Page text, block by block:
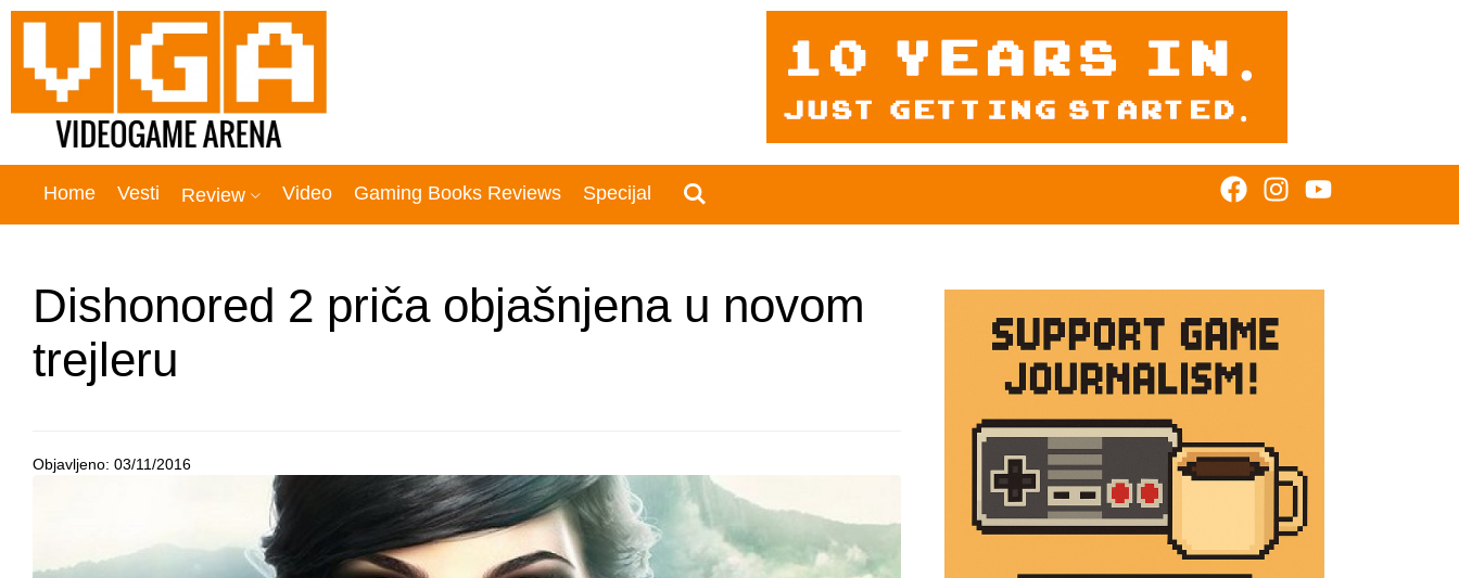
Home Vesti Review Video Gaming Books Reviews Specijal
Dishonored 2 priča objašnjena u novom
trejleru
Objavljeno: 03/11/2016